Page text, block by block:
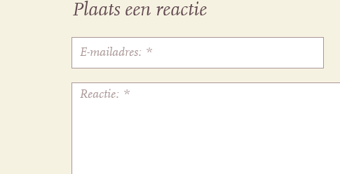
Plaats een reactie